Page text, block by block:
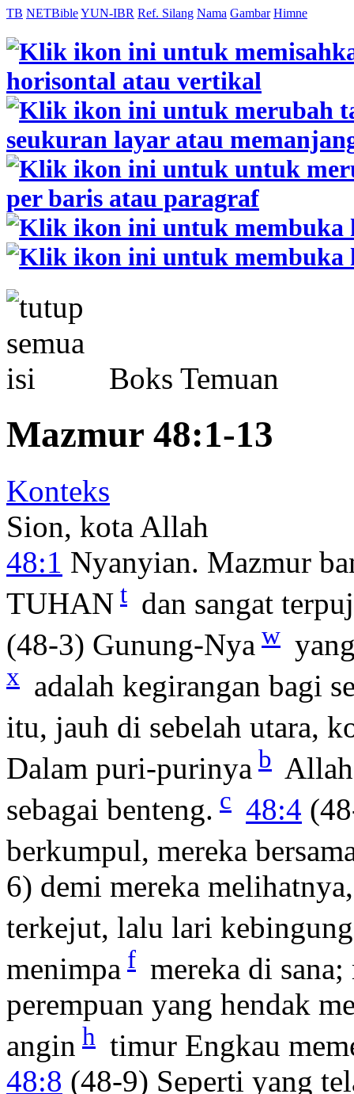
TB NETBibleYUN-IBR Ref. Silang Nama Gambar Himne
Boks Temuan
Mazmur 48:1-13
Konteks
Sion, kota Allah
48:1 Nyanyian. Mazmur
TUHAN t dan sangat
(48-3) Gunung-Nya w
x adalah kegirangan bagi
itu, jauh di sebelah utara,
Dalam puri-purinya b
sebagai benteng. c 48:4
berkumpul, mereka
6) demi mereka
terkejut, lalu lari
menimpa f mereka di
perempuan yang hendak
angin h timur Engkau
48:8 (48-9) Seperti yang